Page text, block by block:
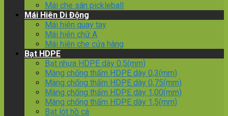
Mái che sân pickleball
Mái Hiên Di Động
Mái hiên quay tay
Mái hiên chữ A
Mái hiên che cửa hàng
Bạt HDPE
Bạt nhựa HDPE dày 0,5(mm)
Màng chống thấm HDPE dày 0,3(mm)
Màng chống thấm HDPE dày 0,75(mm)
Màng chống thấm HDPE dày 1,00(mm)
Màng chống thấm HDPE dày 1,5(mm)
Bạt lót hồ cá